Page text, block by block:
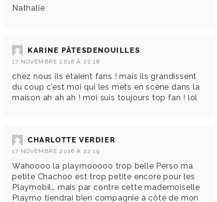
Nathalie
KARINE PÂTESDENOUILLES
17 NOVEMBRE 2016 À 22:18
chez nous ils étaient fans ! mais ils grandissent
du coup c’est moi qui les mets en scène dans la
maison ah ah ah ! moi suis toujours top fan ! lol
CHARLOTTE VERDIER
17 NOVEMBRE 2016 À 22:19
Wahoooo la playmooooo trop belle Perso ma
petite Chachoo est trop petite encore pour les
Playmobil… mais par contre cette mademoiselle
Playmo tiendrai bien compagnie à côté de mon